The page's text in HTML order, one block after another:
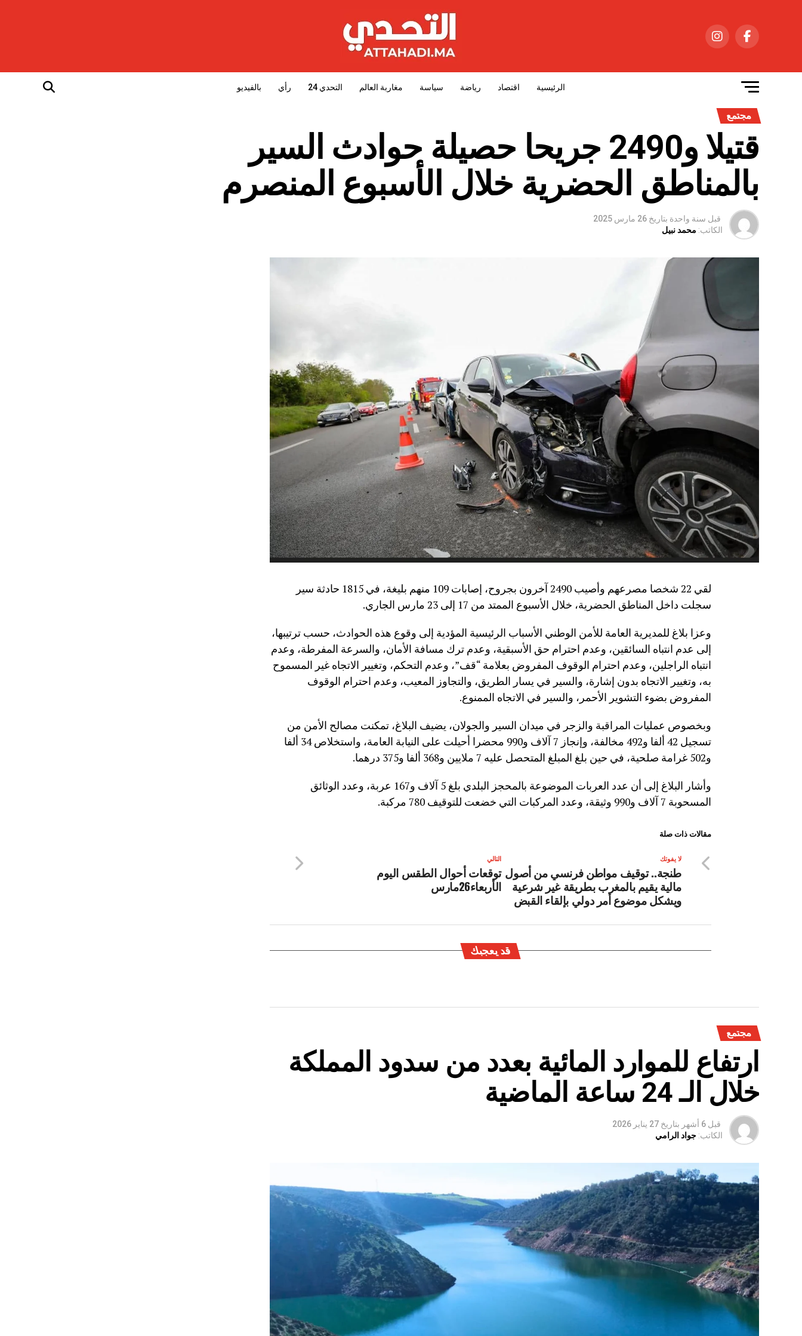
الرئيسية اقتصاد رياضة سياسة مغاربة العالم التحدي 24 رأي بالفيديو
مجتمع
قتيلا و2490 جريحا حصيلة حوادث السير
بالمناطق الحضرية ‏خلال الأسبوع المنصرم
قبل سنة واحدة بتاريخ 26 مارس 2025
الكاتب: محمد نبيل
لقي 22 شخصا مصرعهم وأصيب 2490 آخرون بجروح، إصابات 109 منهم بليغة، في 1815 حادثة سير
سجلت داخل المناطق ‏الحضرية، خلال الأسبوع الممتد من 17 إلى 23 مارس الجاري.
وعزا بلاغ للمديرية العامة للأمن الوطني الأسباب الرئيسية المؤدية إلى وقوع ‏هذه الحوادث، حسب ترتيبها،
إلى عدم انتباه السائقين، وعدم احترام حق الأسبقية، وعدم ترك مسافة الأمان، والسرعة المفرطة، وعدم
انتباه الراجلين، وعدم احترام الوقوف المفروض بعلامة “قف”، وعدم التحكم، وتغيير الاتجاه غير المسموح
به، وتغيير الاتجاه بدون إشارة، والسير في يسار الطريق، والتجاوز المعيب، وعدم احترام الوقوف
المفروض بضوء التشوير الأحمر، والسير في الاتجاه الممنوع.
وبخصوص عمليات المراقبة والزجر في ميدان السير والجولان، يضيف البلاغ، تمكنت ‏مصالح الأمن من
تسجيل 42 ألفا و492 مخالفة، وإنجاز 7 آلاف و990 محضرا أحيلت على النيابة العامة، واستخلاص 34 ألفا
و502 غرامة صلحية، في حين بلغ المبلغ المتحصل عليه 7 ملايين و368 ألفا و375 درهما.
وأشار البلاغ إلى أن عدد العربات الموضوعة بالمحجز البلدي بلغ 5 آلاف و167 عربة، وعدد الوثائق
المسحوبة 7 آلاف و990 وثيقة، وعدد المركبات التي خضعت للتوقيف 780 مركبة.
مقالات ذات صلة
التالي
توقعات أحوال الطقس اليوم
الأربعاء26مارس
لا يفوتك
طنجة.. توقيف مواطن فرنسي من أصول
مالية يقيم بالمغرب بطريقة غير شرعية
ويشكل موضوع أمر دولي بإلقاء القبض
قد يعجبك
مجتمع
ارتفاع للموارد المائية بعدد من سدود المملكة
خلال الـ 24 ساعة الماضية
قبل 6 أشهر بتاريخ 27 يناير 2026
الكاتب: جواد الرامي